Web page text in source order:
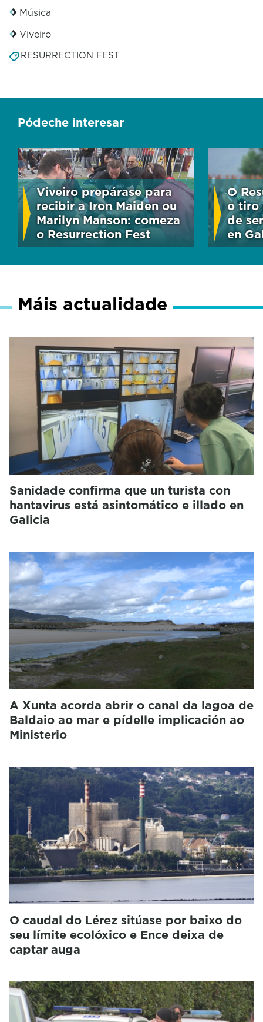
Música
Viveiro
RESURRECTION FEST
Pódeche interesar
Viveiro prepárase para
recibir a Iron Maiden ou
Marilyn Manson: comeza
o Resurrection Fest
O
o tiro
de
en
Máis actualidade
Sanidade confirma que un turista con
hantavirus está asintomático e illado en
Galicia
A Xunta acorda abrir o canal da lagoa de
Baldaio ao mar e pídelle implicación ao
Ministerio
O caudal do Lérez sitúase por baixo do
seu límite ecolóxico e Ence deixa de
captar auga